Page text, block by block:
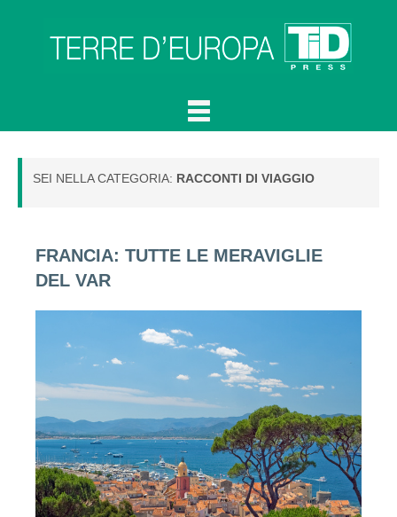
SEI NELLA CATEGORIA: RACCONTI DI VIAGGIO
FRANCIA: TUTTE LE MERAVIGLIE
DEL VAR